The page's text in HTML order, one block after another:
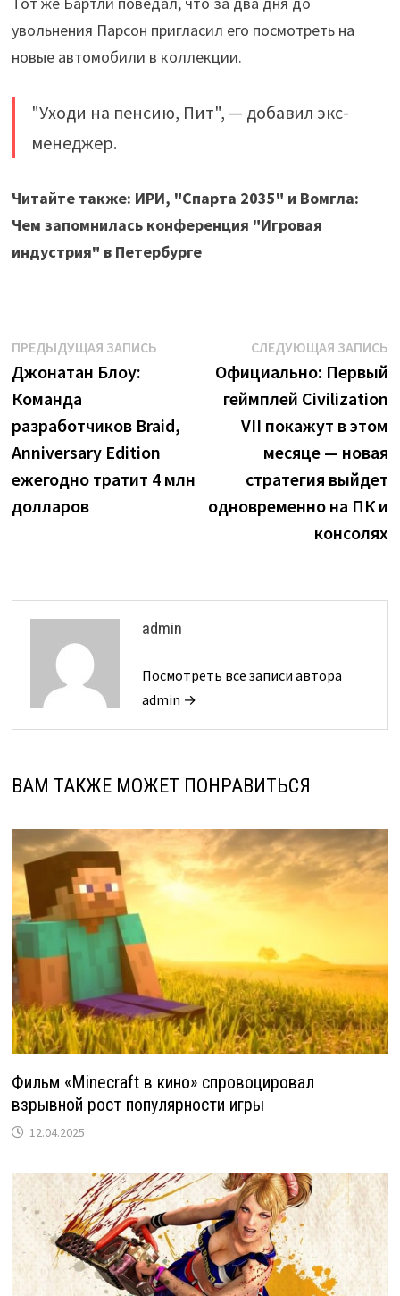
увольнения Парсон пригласил его посмотреть на
новые автомобили в коллекции.
"Уходи на пенсию, Пит", — добавил экс-
менеджер.
Читайте также: ИРИ, "Спарта 2035" и Вомгла:
Чем запомнилась конференция "Игровая
индустрия" в Петербурге
Навигация
по
записям
ПРЕДЫДУЩАЯ ЗАПИСЬПредыдущая
Джонатан Блоу:
Команда
разработчиков Braid,
Anniversary Edition
ежегодно тратит 4 млн
долларов
СЛЕДУЮЩАЯ ЗАПИСЬ
Официально: Первый
геймплей Civilization
VII покажут в этом
месяце — новая
стратегия выйдет
одновременно на ПК и
консолях
admin
Посмотреть все записи автора
admin →
ВАМ ТАКЖЕ МОЖЕТ ПОНРАВИТЬСЯ
Фильм «Minecraft в кино» спровоцировал
взрывной рост популярности игры
12.04.2025